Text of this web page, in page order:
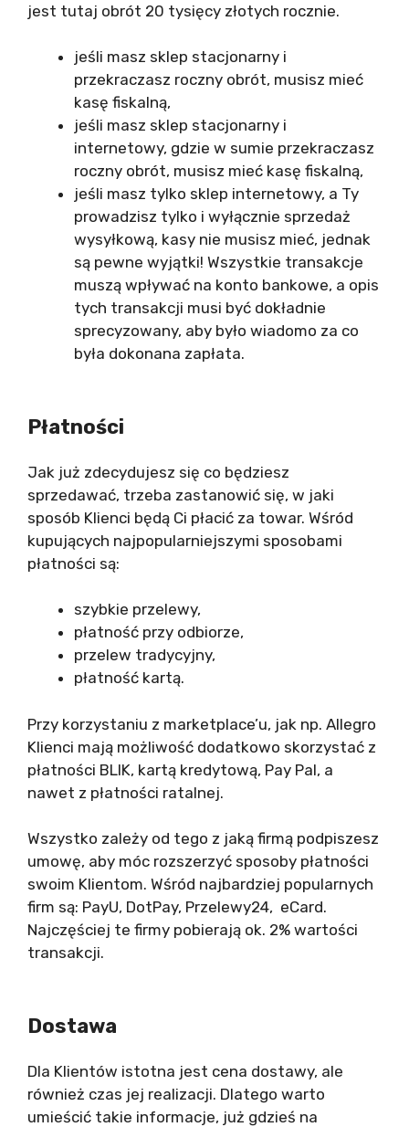
jest tutaj obrót 20 tysięcy złotych rocznie.
jeśli masz sklep stacjonarny i
przekraczasz roczny obrót, musisz mieć
kasę fiskalną,
jeśli masz sklep stacjonarny i
internetowy, gdzie w sumie przekraczasz
roczny obrót, musisz mieć kasę fiskalną,
jeśli masz tylko sklep internetowy, a Ty
prowadzisz tylko i wyłącznie sprzedaż
wysyłkową, kasy nie musisz mieć, jednak
są pewne wyjątki! Wszystkie transakcje
muszą wpływać na konto bankowe, a opis
tych transakcji musi być dokładnie
sprecyzowany, aby było wiadomo za co
była dokonana zapłata.
Płatności
Jak już zdecydujesz się co będziesz
sprzedawać, trzeba zastanowić się, w jaki
sposób Klienci będą Ci płacić za towar. Wśród
kupujących najpopularniejszymi sposobami
płatności są:
szybkie przelewy,
płatność przy odbiorze,
przelew tradycyjny,
płatność kartą.
Przy korzystaniu z marketplace’u, jak np. Allegro
Klienci mają możliwość dodatkowo skorzystać z
płatności BLIK, kartą kredytową, Pay Pal, a
nawet z płatności ratalnej.
Wszystko zależy od tego z jaką firmą podpiszesz
umowę, aby móc rozszerzyć sposoby płatności
swoim Klientom. Wśród najbardziej popularnych
firm są: PayU, DotPay, Przelewy24, eCard.
Najczęściej te firmy pobierają ok. 2% wartości
transakcji.
Dostawa
Dla Klientów istotna jest cena dostawy, ale
również czas jej realizacji. Dlatego warto
umieścić takie informacje, już gdzieś na